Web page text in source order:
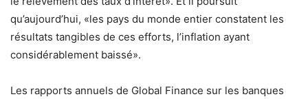
qu’aujourd’hui, «les pays du monde entier constatent les
résultats tangibles de ces efforts, l’inflation ayant
considérablement baissé».
Les rapports annuels de Global Finance sur les banques